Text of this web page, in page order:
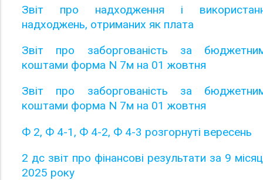
Звіт про надходження і
надходжень, отриманих як плата
Звіт про заборгованість за
коштами форма N 7м на 01 жовтня
Звіт про заборгованість за
коштами форма N 7м на 01 жовтня
Ф 2, Ф 4-1, Ф 4-2, Ф 4-3 розгорнуті вересень
2 дс звіт про фінансові результати за 9
2025 року